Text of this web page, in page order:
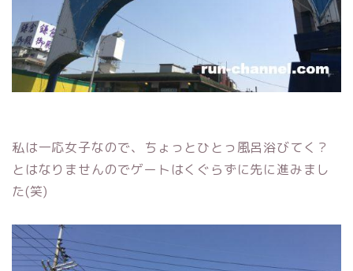
私は一応女子なので、ちょっとひとっ風呂浴びてく？
とはなりませんのでゲートはくぐらずに先に進みまし
た(笑)